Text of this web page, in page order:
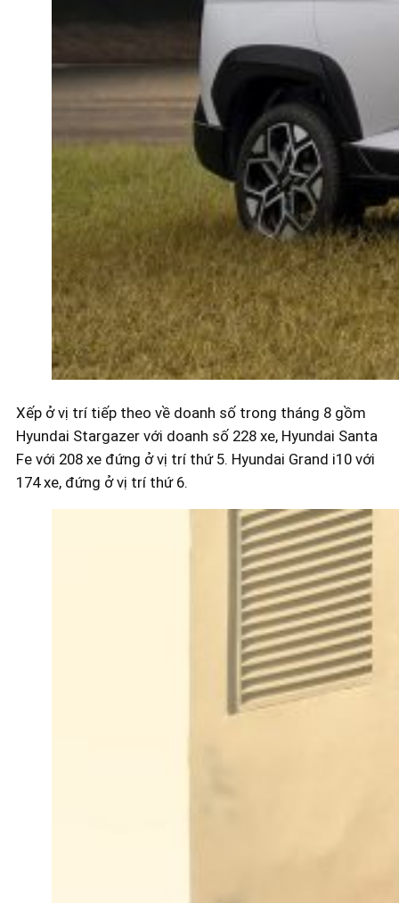
Xếp ở vị trí tiếp theo về doanh số trong tháng 8 gồm
Hyundai Stargazer với doanh số 228 xe, Hyundai Santa
Fe với 208 xe đứng ở vị trí thứ 5. Hyundai Grand i10 với
174 xe, đứng ở vị trí thứ 6.